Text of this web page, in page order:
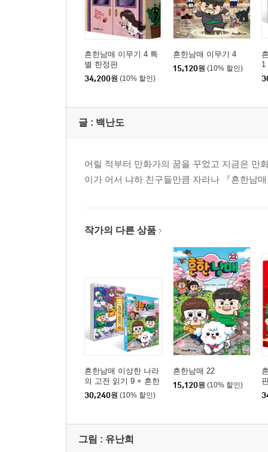
흔한남매 이무기 4 특
별 한정판
34,200원 (10% 할인)
흔한남매 이무기 4
15,120원 (10% 할인)
1
글 : 백난도
어릴 적부터 만화가의 꿈을 꾸었고 지금은 만
이가 어서 냐하 친구들만큼 자라나 『흔한남
작가의 다른 상품
흔한남매 이상한 나라
의 고전 읽기 9 + 흔한
남매 22 세트
30,240원 (10% 할인)
흔한남매 22
15,120원 (10% 할인)
그림 : 유난희